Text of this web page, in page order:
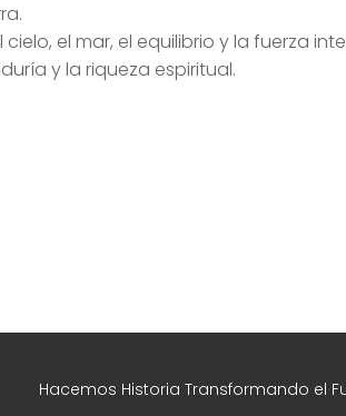
el mar, el equilibrio y la fuerza
y la riqueza espiritual.
Hacemos Historia Transformando el